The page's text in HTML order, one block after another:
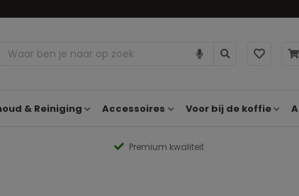
& Reiniging Accessoires Voor bij de koffie
Premium kwaliteit